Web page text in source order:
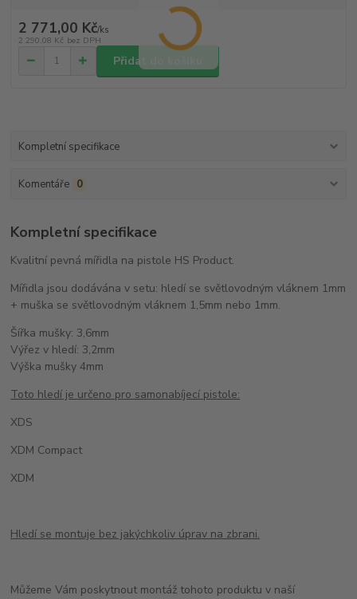
2 771,00 Kč/ks
2 290,08 Kč bez DPH
Přidat do košíku
Kompletní specifikace
Komentáře 0
Kompletní specifikace
Kvalitní pevná mířidla na pistole HS Product.
Mířidla jsou dodávána v setu: hledí se světlovodným vláknem 1mm
+ muška se světlovodným vláknem 1,5mm nebo 1mm.
Šířka mušky: 3,6mm
Výřez v hledí: 3,2mm
Výška mušky 4mm
Toto hledí je určeno pro samonabíjecí pistole:
XDS
XDM Compact
XDM
Hledí se montuje bez jakýchkoliv úprav na zbrani.
Můžeme Vám poskytnout montáž tohoto produktu v naší